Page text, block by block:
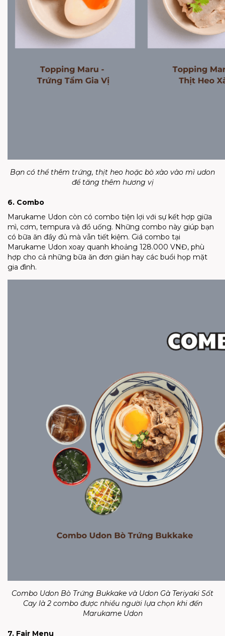
Bạn có thể thêm trứng, thịt heo hoặc bò xào vào mì udon
để tăng thêm hương vị
6. Combo
Marukame Udon còn có combo tiện lợi với sự kết hợp giữa
mì, cơm, tempura và đồ uống. Những combo này giúp bạn
có bữa ăn đầy đủ mà vẫn tiết kiệm. Giá combo tại
Marukame Udon xoay quanh khoảng 128.000 VNĐ, phù
hợp cho cả những bữa ăn đơn giản hay các buổi họp mặt
gia đình.
Combo Udon Bò Trứng Bukkake và Udon Gà Teriyaki Sốt
Cay là 2 combo được nhiều người lựa chọn khi đến
Marukame Udon
7. Fair Menu